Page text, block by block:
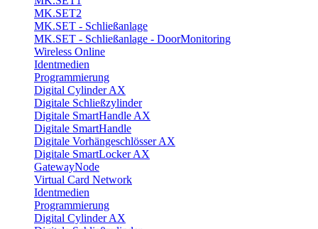
MK.SET2
MK.SET - Schließanlage
MK.SET - Schließanlage - DoorMonitoring
Wireless Online
Identmedien
Programmierung
Digital Cylinder AX
Digitale Schließzylinder
Digitale SmartHandle AX
Digitale SmartHandle
Digitale Vorhängeschlösser AX
Digitale SmartLocker AX
GatewayNode
Virtual Card Network
Identmedien
Programmierung
Digital Cylinder AX